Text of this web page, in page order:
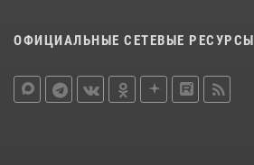
ОФИЦИАЛЬНЫЕ СЕТЕВЫЕ РЕСУРСЫ